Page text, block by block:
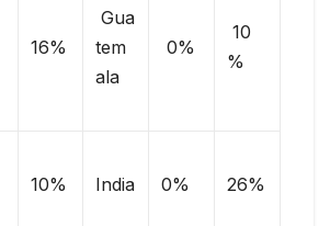
16%
Gua
tem
ala
0%
10
%
10% India 0% 26%